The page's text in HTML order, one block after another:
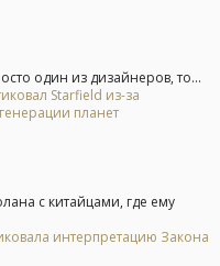
один из дизайнеров, то...
Starfield из-за
планет
с китайцами, где ему
интерпретацию Закона